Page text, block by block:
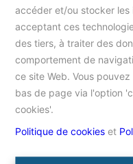
accéder et/ou stocker les
acceptant ces
des tiers, à traiter des
comportement de
ce site Web. Vous
bas de page via l'option
cookies'.
Politique de cookies et
Accueil
Accueil